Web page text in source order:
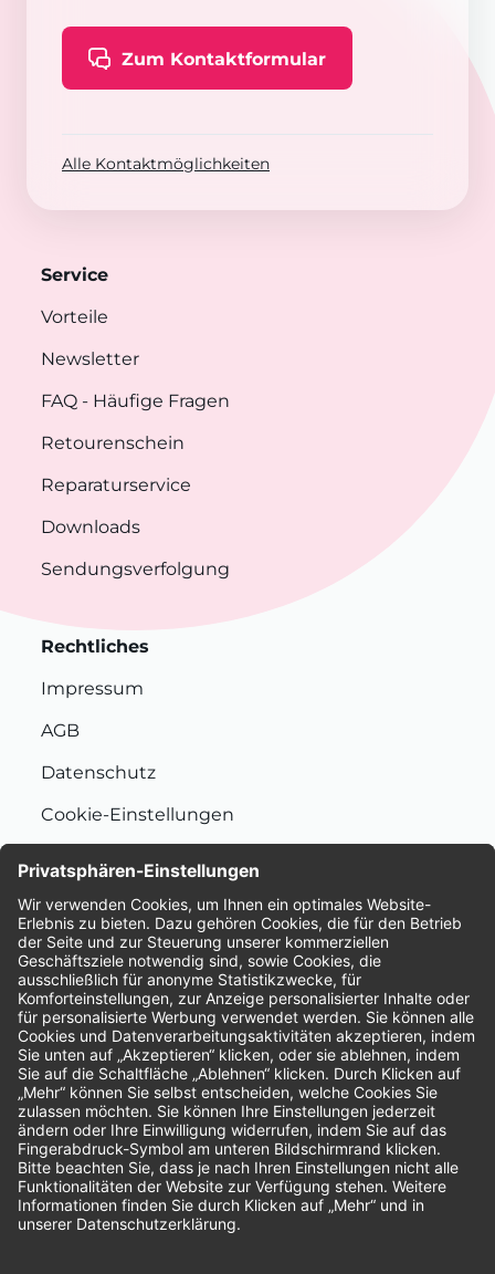
Zum Kontaktformular
Alle Kontaktmöglichkeiten
Service
Vorteile
Newsletter
FAQ - Häufige Fragen
Retourenschein
Reparaturservice
Downloads
Sendungsverfolgung
Rechtliches
Impressum
AGB
Datenschutz
Cookie-Einstellungen
Bewertungen